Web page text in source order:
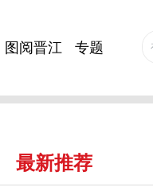
图阅晋江 专题
最新推荐